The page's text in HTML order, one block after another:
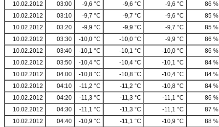
10.02.2012
03:00 -9,6 °C -9,6 °C -9,6 °C
86 %
10.02.2012
03:10 -9,7 °C -9,7 °C -9,6 °C
85 %
10.02.2012
03:20 -9,9 °C -9,9 °C -9,7 °C
85 %
10.02.2012
03:30 -10,0 °C -10,0 °C -9,9 °C
86 %
10.02.2012
03:40 -10,1 °C -10,1 °C -10,0 °C
86 %
10.02.2012
03:50 -10,4 °C -10,4 °C -10,1 °C
84 %
10.02.2012
04:00 -10,8 °C -10,8 °C -10,4 °C
84 %
10.02.2012
04:10 -11,2 °C -11,2 °C -10,8 °C
84 %
10.02.2012
04:20 -11,3 °C -11,3 °C -11,1 °C
86 %
10.02.2012
04:30 -11,1 °C -11,3 °C -11,1 °C
87 %
10.02.2012
04:40 -10,9 °C -11,1 °C -10,9 °C
88 %